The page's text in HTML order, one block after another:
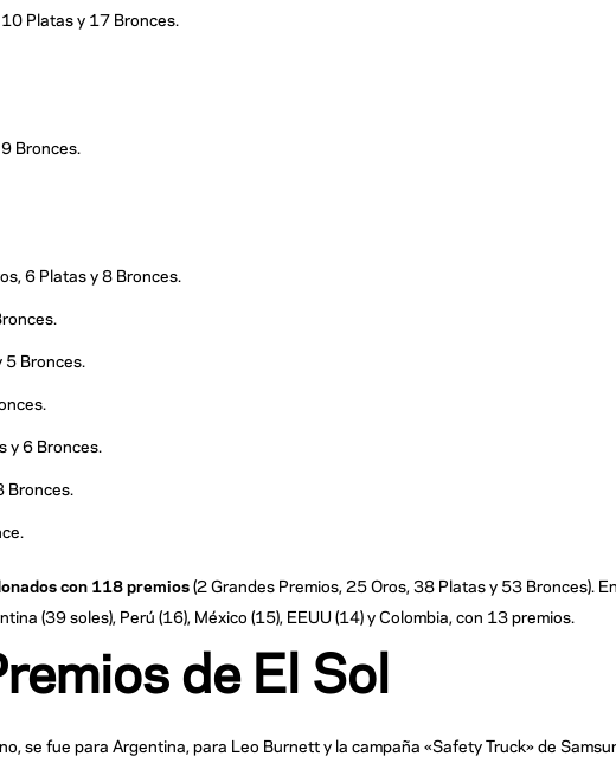
Platas y 17 Bronces.
Bronces.
6 Platas y 8 Bronces.
5 Bronces.
y 6 Bronces.
Bronces.
con 118 premios(2 Grandes Premios, 25 Oros, 38 Platas y 53 Bronces).
(39 soles), Perú (16), México (15), EEUU (14) y Colombia, con 13 premios.
de El Sol
se fue para Argentina, para Leo Burnett y la campaña «Safety Truck» de